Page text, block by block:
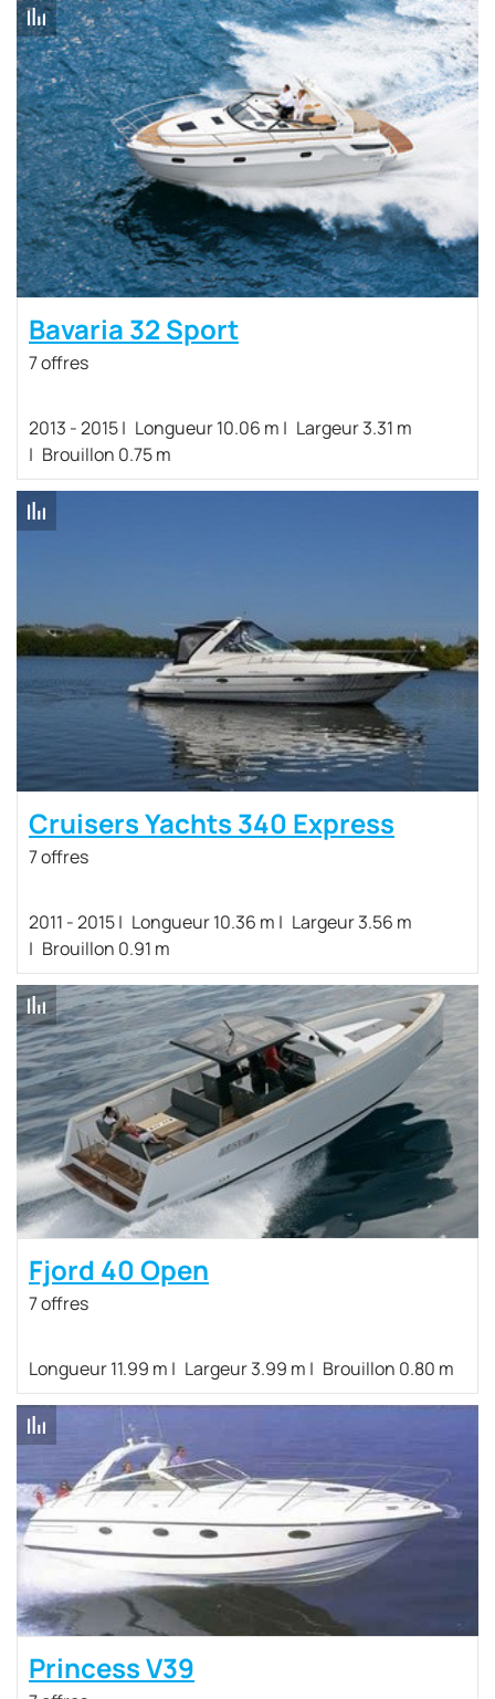
Bavaria 32 Sport
7 offres
2013 - 2015 Longueur 10.06 m
Largeur 3.31 m
Brouillon 0.75 m
Cruisers Yachts 340 Express
7 offres
2011 - 2015 Longueur 10.36 m
Largeur 3.56 m
Brouillon 0.91 m
Fjord 40 Open
7 offres
Longueur 11.99 m Largeur 3.99 m Brouillon 0.80 m
Princess V39